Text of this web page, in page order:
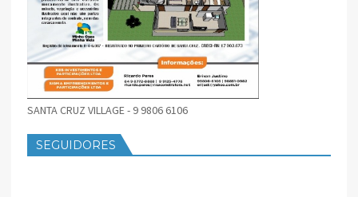
SANTA CRUZ VILLAGE - 9 9806 6106
SEGUIDORES